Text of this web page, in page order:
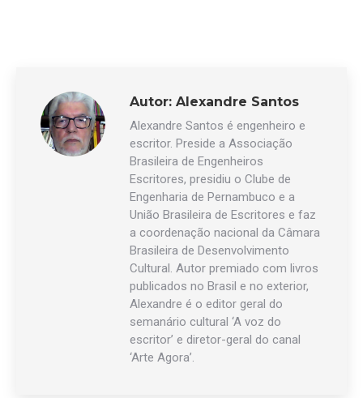
Autor: Alexandre Santos
Alexandre Santos é engenheiro e
escritor. Preside a Associação
Brasileira de Engenheiros
Escritores, presidiu o Clube de
Engenharia de Pernambuco e a
União Brasileira de Escritores e faz
a coordenação nacional da Câmara
Brasileira de Desenvolvimento
Cultural. Autor premiado com livros
publicados no Brasil e no exterior,
Alexandre é o editor geral do
semanário cultural ‘A voz do
escritor’ e diretor-geral do canal
‘Arte Agora’.